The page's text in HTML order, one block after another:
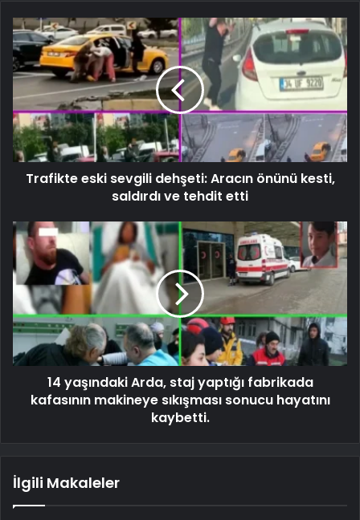
Trafikte eski sevgili dehşeti: Aracın önünü kesti,
saldırdı ve tehdit etti
14 yaşındaki Arda, staj yaptığı fabrikada
kafasının makineye sıkışması sonucu hayatını
kaybetti.
İlgili Makaleler